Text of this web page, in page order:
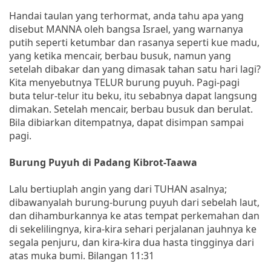
Handai taulan yang terhormat, anda tahu apa yang
disebut MANNA oleh bangsa Israel, yang warnanya
putih seperti ketumbar dan rasanya seperti kue madu,
yang ketika mencair, berbau busuk, namun yang
setelah dibakar dan yang dimasak tahan satu hari lagi?
Kita menyebutnya TELUR burung puyuh. Pagi-pagi
buta telur-telur itu beku, itu sebabnya dapat langsung
dimakan. Setelah mencair, berbau busuk dan berulat.
Bila dibiarkan ditempatnya, dapat disimpan sampai
pagi.
Burung Puyuh di Padang Kibrot-Taawa
Lalu bertiuplah angin yang dari TUHAN asalnya;
dibawanyalah burung-burung puyuh dari sebelah laut,
dan dihamburkannya ke atas tempat perkemahan dan
di sekelilingnya, kira-kira sehari perjalanan jauhnya ke
segala penjuru, dan kira-kira dua hasta tingginya dari
atas muka bumi. Bilangan 11:31